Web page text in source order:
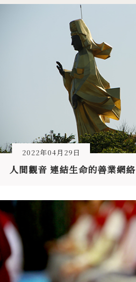
2022年04月29日
人間觀音 連結生命的善業網絡